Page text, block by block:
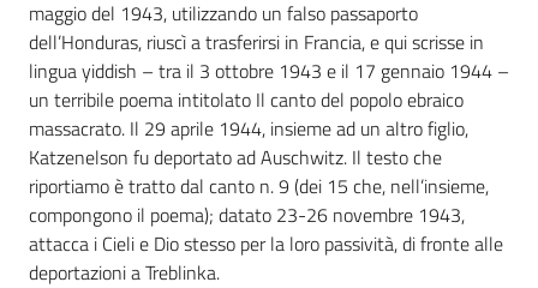
Seguici
su
maggio del 1943, utilizzando un falso passaporto
dell’Honduras, riuscì a trasferirsi in Francia, e qui scrisse in
lingua yiddish – tra il 3 ottobre 1943 e il 17 gennaio 1944 –
un terribile poema intitolato Il canto del popolo ebraico
massacrato. Il 29 aprile 1944, insieme ad un altro figlio,
Katzenelson fu deportato ad Auschwitz. Il testo che
riportiamo è tratto dal canto n. 9 (dei 15 che, nell’insieme,
compongono il poema); datato 23-26 novembre 1943,
attacca i Cieli e Dio stesso per la loro passività, di fronte alle
deportazioni a Treblinka.